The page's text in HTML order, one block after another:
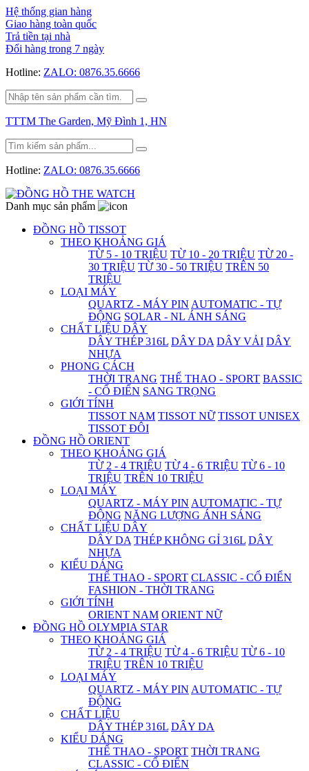
Hệ thống gian hàng
Giao hàng toàn quốc
Trả tiền tại nhà
Đổi hàng trong 7 ngày
Hotline: ZALO: 0876.35.6666
TTTM The Garden, Mỹ Đình 1, HN
Hotline: ZALO: 0876.35.6666
Danh mục sản phẩm
ĐỒNG HỒ TISSOT
THEO KHOẢNG GIÁ
TỪ 5 - 10 TRIỆU TỪ 10 - 20 TRIỆU TỪ 20 -
30 TRIỆU TỪ 30 - 50 TRIỆU TRÊN 50
TRIỆU
LOẠI MÁY
QUARTZ - MÁY PIN AUTOMATIC - TỰ
ĐỘNG SOLAR - NL ÁNH SÁNG
CHẤT LIỆU DÂY
DÂY THÉP 316L DÂY DA DÂY VẢI DÂY
NHỰA
PHONG CÁCH
THỜI TRANG THỂ THAO - SPORT BASSIC
- CỔ ĐIỂN SANG TRỌNG
GIỚI TÍNH
TISSOT NAM TISSOT NỮ TISSOT UNISEX
TISSOT ĐÔI
ĐỒNG HỒ ORIENT
THEO KHOẢNG GIÁ
TỪ 2 - 4 TRIỆU TỪ 4 - 6 TRIỆU TỪ 6 - 10
TRIỆU TRÊN 10 TRIỆU
LOẠI MÁY
QUARTZ - MÁY PIN AUTOMATIC - TỰ
ĐỘNG NĂNG LƯỢNG ÁNH SÁNG
CHẤT LIỆU DÂY
DÂY DA THÉP KHÔNG GỈ 316L DÂY
NHỰA
KIỂU DÁNG
THỂ THAO - SPORT CLASSIC - CỔ ĐIỂN
FASHION - THỜI TRANG
GIỚI TÍNH
ORIENT NAM ORIENT NỮ
ĐỒNG HỒ OLYMPIA STAR
THEO KHOẢNG GIÁ
TỪ 2 - 4 TRIỆU TỪ 4 - 6 TRIỆU TỪ 6 - 10
TRIỆU TRÊN 10 TRIỆU
LOẠI MÁY
QUARTZ - MÁY PIN AUTOMATIC - TỰ
ĐỘNG
CHẤT LIỆU
DÂY THÉP 316L DÂY DA
KIỂU DÁNG
THỂ THAO - SPORT THỜI TRANG
CLASSIC - CỔ ĐIỂN